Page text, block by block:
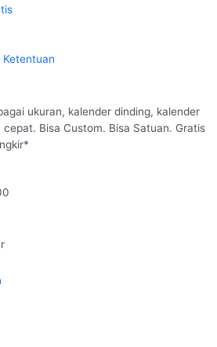
Ketentuan
ukuran, kalender dinding, kalender
Bisa Custom. Bisa Satuan. Gratis